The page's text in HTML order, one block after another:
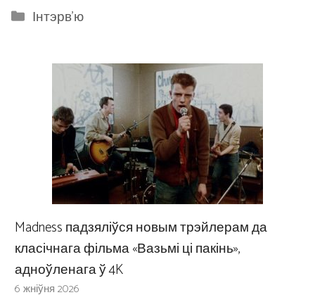
Categories
Інтэрв'ю
Madness падзяліўся новым трэйлерам да
класічнага фільма «Вазьмі ці пакінь»,
адноўленага ў 4K
6 жніўня 2026